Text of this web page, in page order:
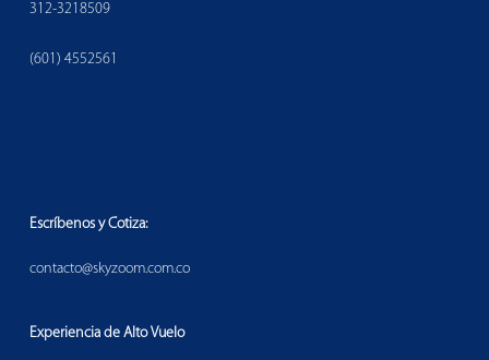
312-3218509
(601) 4552561
Escríbenos y Cotiza:
contacto@skyzoom.com.co
Experiencia de Alto Vuelo